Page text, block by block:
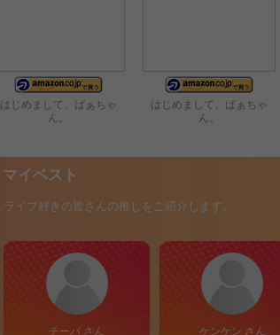
はじめまして、ばぁちゃ
ん。
はじめまして、ばぁちゃ
ん。
マイベスト
ライブ好きの皆さんの推しをご紹介します。
チーバ さん ケンケン さん